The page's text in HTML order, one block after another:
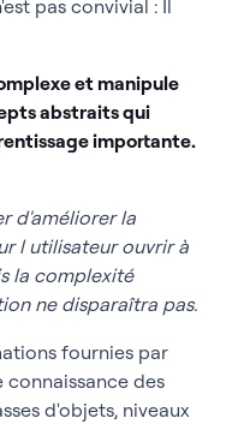
pas convivial : Il
et manipule
abstraits qui
importante.
d'améliorer la
l utilisateur ouvrir à
la complexité
ne disparaîtra pas.
fournies par
connaissance des
d'objets, niveaux